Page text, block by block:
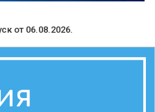
от 06.08.2026.